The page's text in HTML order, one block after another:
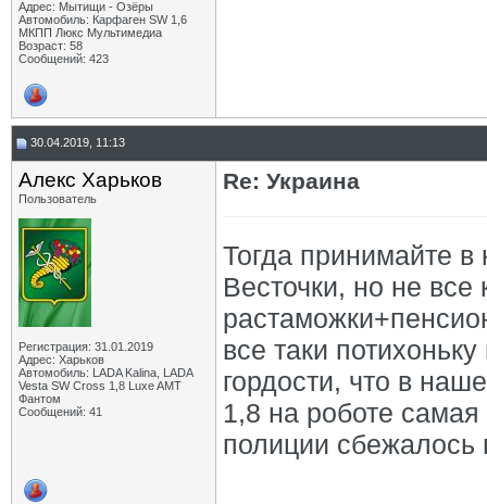
Адрес: Мытищи - Озёры
Автомобиль: Карфаген SW 1,6
МКПП Люкс Мультимедиа
Возраст: 58
Сообщений: 423
30.04.2019, 11:13
Алекс Харьков
Пользователь
Регистрация: 31.01.2019
Адрес: Харьков
Автомобиль: LADA Kalina, LADA
Vesta SW Cross 1,8 Luxe AMT
Фантом
Сообщений: 41
Re: Украина
Тогда принимайте в
Весточки, но не
все таки
гордости, что в
1,8 на роботе
полиции сбежалось